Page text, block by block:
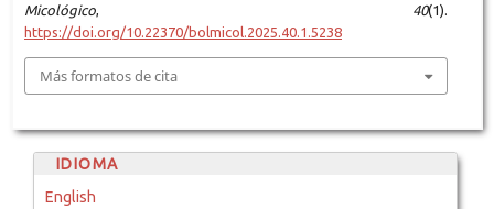
Micológico, 40(1).
https://doi.org/10.22370/bolmicol.2025.40.1.5238
Más formatos de cita
IDIOMA
English